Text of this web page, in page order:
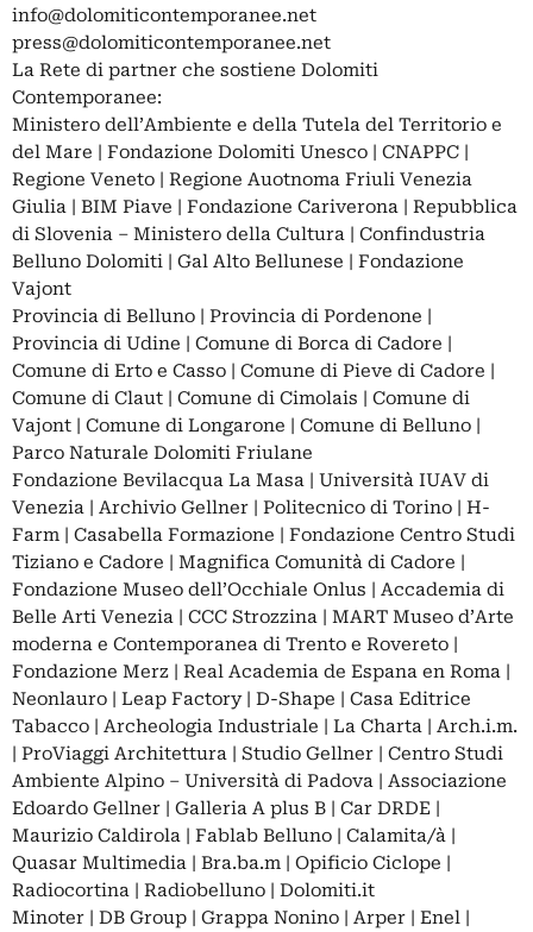
info@dolomiticontemporanee.net
press@dolomiticontemporanee.net
La Rete di partner che sostiene Dolomiti
Contemporanee:
Ministero dell’Ambiente e della Tutela del Territorio e
del Mare | Fondazione Dolomiti Unesco | CNAPPC |
Regione Veneto | Regione Auotnoma Friuli Venezia
Giulia | BIM Piave | Fondazione Cariverona | Repubblica
di Slovenia – Ministero della Cultura | Confindustria
Belluno Dolomiti | Gal Alto Bellunese | Fondazione
Vajont
Provincia di Belluno | Provincia di Pordenone |
Provincia di Udine | Comune di Borca di Cadore |
Comune di Erto e Casso | Comune di Pieve di Cadore |
Comune di Claut | Comune di Cimolais | Comune di
Vajont | Comune di Longarone | Comune di Belluno |
Parco Naturale Dolomiti Friulane
Fondazione Bevilacqua La Masa | Università IUAV di
Venezia | Archivio Gellner | Politecnico di Torino | H-
Farm | Casabella Formazione | Fondazione Centro Studi
Tiziano e Cadore | Magnifica Comunità di Cadore |
Fondazione Museo dell’Occhiale Onlus | Accademia di
Belle Arti Venezia | CCC Strozzina | MART Museo d’Arte
moderna e Contemporanea di Trento e Rovereto |
Fondazione Merz | Real Academia de Espana en Roma |
Neonlauro | Leap Factory | D-Shape | Casa Editrice
Tabacco | Archeologia Industriale | La Charta | Arch.i.m.
| ProViaggi Architettura | Studio Gellner | Centro Studi
Ambiente Alpino – Università di Padova | Associazione
Edoardo Gellner | Galleria A plus B | Car DRDE |
Maurizio Caldirola | Fablab Belluno | Calamita/à |
Quasar Multimedia | Bra.ba.m | Opificio Ciclope |
Radiocortina | Radiobelluno | Dolomiti.it
Minoter | DB Group | Grappa Nonino | Arper | Enel |